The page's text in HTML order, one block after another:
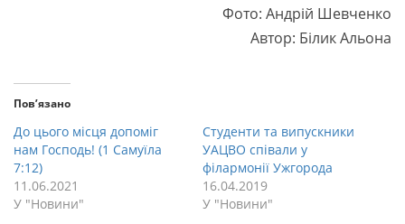
Фото: Андрій Шевченко
Автор: Білик Альона
Пов’язано
До цього місця допоміг
нам Господь! (1 Самуїла
7:12)
11.06.2021
У "Новини"
Студенти та випускники
УАЦВО співали у
філармонії Ужгорода
16.04.2019
У "Новини"